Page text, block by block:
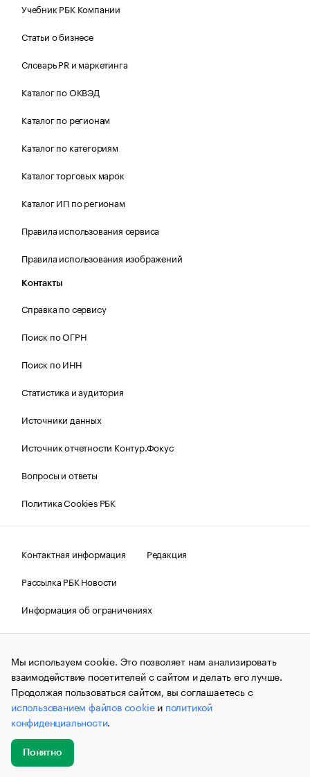
Учебник РБК Компании
Статьи о бизнесе
Словарь PR и маркетинга
Каталог по ОКВЭД
Каталог по регионам
Каталог по категориям
Каталог торговых марок
Каталог ИП по регионам
Правила использования сервиса
Правила использования изображений
Контакты
Справка по сервису
Поиск по ОГРН
Поиск по ИНН
Статистика и аудитория
Источники данных
Источник отчетности Контур.Фокус
Вопросы и ответы
Политика Cookies РБК
Контактная информация
Редакция
Рассылка РБК Новости
Информация об ограничениях
Правовая информация
О соблюдении авторских прав
© АО «РОСБИЗНЕСКОНСАЛТИНГ»,1995–2026.Сообщения
и материалы информационного агентства «РБК»
(зарегистрировано Федеральной службой по надзору в сфере
связи, информационных технологий и массовых
коммуникаций (Роскомнадзор) 09.12.2015 за номером ИА
№ФС77-63848) сопровождаются пометкой «РБК». Отдельные
публикации могут содержать информацию,
не предназначенную для пользователей
до 18 лет.
Мы используем cookie. Это позволяет нам анализировать
взаимодействие посетителей с сайтом и делать его лучше.
Продолжая пользоваться сайтом, вы соглашаетесь с
использованием файлов cookieи политикой
конфиденциальности.
Понятно